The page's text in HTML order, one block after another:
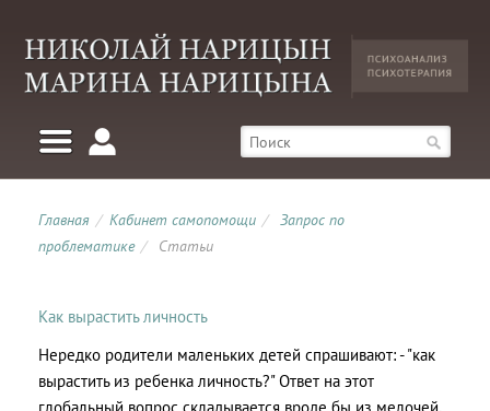
Главная / Кабинет самопомощи /
Запрос по
проблематике / Статьи
Как вырастить личность
Нередко родители маленьких детей спрашивают: - "как
вырастить из ребенка личность?" Ответ на этот
глобальный вопрос складывается вроде бы из мелочей.